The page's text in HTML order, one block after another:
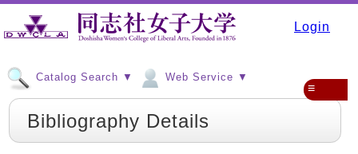
Login
Catalog Search ▼ Web Service ▼
≡
Bibliography Details